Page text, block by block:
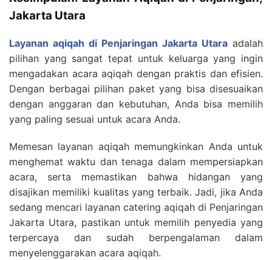
Jakarta Utara
Layanan aqiqah di Penjaringan Jakarta Utara adalah
pilihan yang sangat tepat untuk keluarga yang ingin
mengadakan acara aqiqah dengan praktis dan efisien.
Dengan berbagai pilihan paket yang bisa disesuaikan
dengan anggaran dan kebutuhan, Anda bisa memilih
yang paling sesuai untuk acara Anda.
Memesan layanan aqiqah memungkinkan Anda untuk
menghemat waktu dan tenaga dalam mempersiapkan
acara, serta memastikan bahwa hidangan yang
disajikan memiliki kualitas yang terbaik. Jadi, jika Anda
sedang mencari layanan catering aqiqah di Penjaringan
Jakarta Utara, pastikan untuk memilih penyedia yang
terpercaya dan sudah berpengalaman dalam
menyelenggarakan acara aqiqah.